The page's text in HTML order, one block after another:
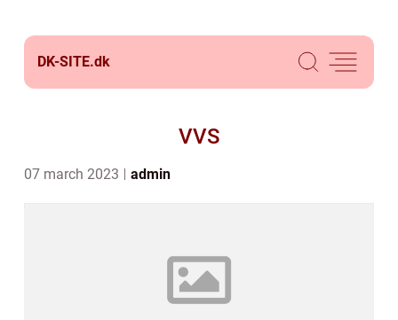
DK-SITE.dk
VVS
07 march 2023 admin